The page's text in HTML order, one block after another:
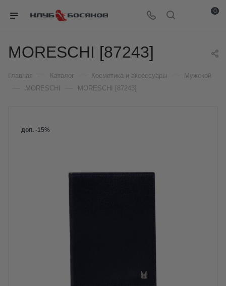
0
MORESCHI [87243]
Главная Каталог Косметика и аксессуары Мужской
MORESCHI MORESCHI [87243]
доп. -15%